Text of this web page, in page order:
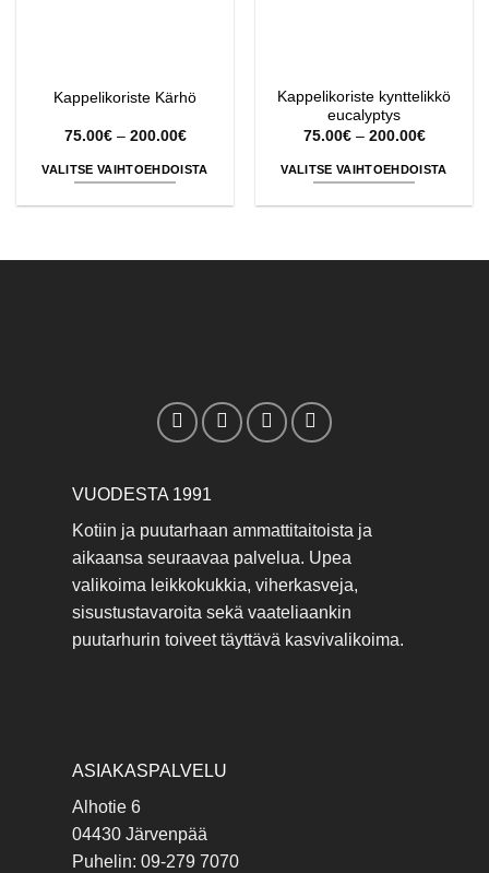
Kappelikoriste Kärhö
75.00€ – 200.00€Hintaluokka:
-
200.00€
VALITSE VAIHTOEHDOISTA
useampi
sivulla.
Kappelikoriste kynttelikkö
eucalyptys
75.00€ – 200.00€
-
200.00€
VALITSE VAIHTOEHDOISTA
useampi
VUODESTA 1991
Kotiin ja puutarhaan ammattitaitoista ja
aikaansa seuraavaa palvelua. Upea
valikoima leikkokukkia, viherkasveja,
sisustustavaroita sekä vaateliaankin
puutarhurin toiveet täyttävä kasvivalikoima.
ASIAKASPALVELU
Alhotie 6
04430 Järvenpää
Puhelin: 09-279 7070